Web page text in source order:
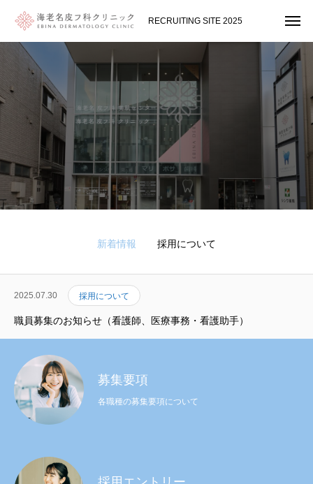
RECRUITING SITE 2025
新着情報 採用について
2025.07.30 採用について
職員募集のお知らせ（看護師、医療事務・看護助手）
募集要項
各職種の募集要項について